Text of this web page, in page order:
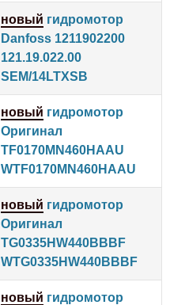
новый гидромотор
Danfoss 1211902200
121.19.022.00
SEM/14LTXSB
новый гидромотор
Оригинал
TF0170MN460HAAU
WTF0170MN460HAAU
новый гидромотор
Оригинал
TG0335HW440BBBF
WTG0335HW440BBBF
новый гидромотор